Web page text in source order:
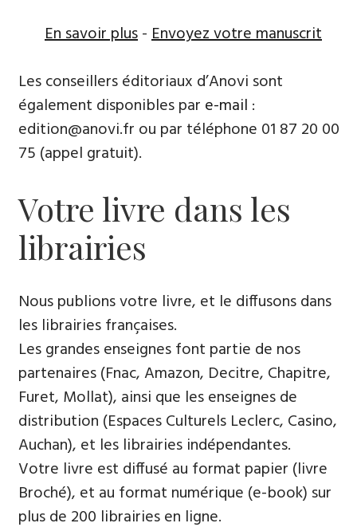
En savoir plus-Envoyez votre manuscrit
Les conseillers éditoriaux d’Anovi sont
également disponibles par e-mail :
edition@anovi.fr ou par téléphone ​​0​1 87 20 00
75 (appel gratuit).
Votre livre dans les
librairies
Nous publions votre livre, et le diffusons dans
les librairies françaises​.
Les grandes enseignes font partie de nos
partenaires (Fnac, Amazon, Decitre, Chapitre,
Furet, Mollat), ainsi que les enseignes de
distribution (Espaces Culturels Leclerc, Casino,
Auchan), et les librairies indépendantes.
Votre livre est diffusé au format papier (livre
Broché), et au format numérique (e-book) sur
plus de 200 librairies en ligne.